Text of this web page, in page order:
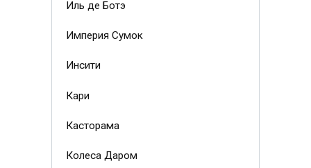
Иль де Ботэ
Империя Сумок
Инсити
Кари
Касторама
Колеса Даром